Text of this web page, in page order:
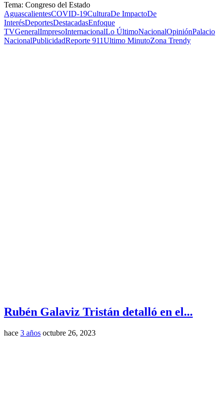
Tema: Congreso del Estado
AguascalientesCOVID-19CulturaDe ImpactoDe
InterésDeportesDestacadasEnfoque
TVGeneralImpresoInternacionalLo ÚltimoNacionalOpiniónPalacio
NacionalPublicidadReporte 911Ultimo MinutoZona Trendy
Rubén Galaviz Tristán detalló en el...
hace 3 años octubre 26, 2023